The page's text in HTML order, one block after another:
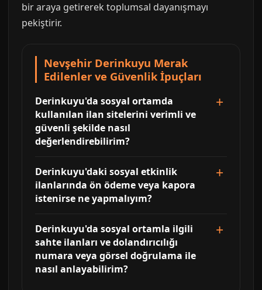
bir araya getirerek toplumsal dayanışmayı
pekiştirir.
Nevşehir Derinkuyu Merak
Edilenler ve Güvenlik İpuçları
Derinkuyu'da sosyal ortamda
kullanılan ilan sitelerini verimli ve
güvenli şekilde nasıl
değerlendirebilirim?
Derinkuyu'daki sosyal etkinlik
ilanlarında ön ödeme veya kapora
istenirse ne yapmalıyım?
Derinkuyu'da sosyal ortamla ilgili
sahte ilanları ve dolandırıcılığı
numara veya görsel doğrulama ile
nasıl anlayabilirim?